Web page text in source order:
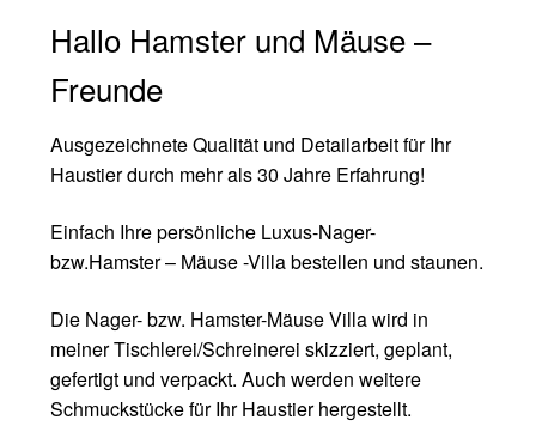
Hallo Hamster und Mäuse –
Freunde
Ausgezeichnete Qualität und Detailarbeit für Ihr
Haustier durch mehr als 30 Jahre Erfahrung!
Einfach Ihre persönliche Luxus-Nager-
bzw.Hamster – Mäuse -Villa bestellen und staunen.
Die Nager- bzw. Hamster-Mäuse Villa wird in
meiner Tischlerei/Schreinerei skizziert, geplant,
gefertigt und verpackt. Auch werden weitere
Schmuckstücke für Ihr Haustier hergestellt.